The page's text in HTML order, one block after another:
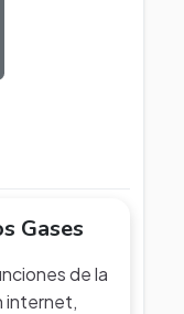
Gases
de la
internet,